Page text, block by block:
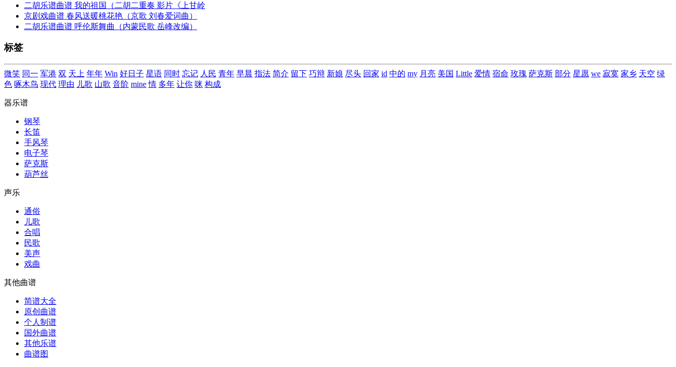
二胡乐谱曲谱 我的祖国（二胡二重奏 影片《上甘岭
京剧戏曲谱 春风送暖桃花艳（京歌 刘春爱词曲）
二胡乐谱曲谱 呼伦斯舞曲（内蒙民歌 岳峰改编）
标签
微笑 同一 军港 双 天上 年年 Win 好日子 星语 同时 忘记 人民 青年 早晨 指法 简介 留下 巧辩 新娘 尽头 回家 id 中的 my 月亮 美国 Little 爱情 宿命 玫瑰 萨克斯 部分 星愿 we 寂寞 家乡 天空 绿
色 啄木鸟 现代 理由 儿歌 山歌 音阶 mine 情 多年 让你 咪 构成
器乐谱
钢琴
长笛
手风琴
电子琴
萨克斯
葫芦丝
声乐
通俗
儿歌
合唱
民歌
美声
戏曲
其他曲谱
简谱大全
原创曲谱
个人制谱
国外曲谱
其他乐谱
曲谱图